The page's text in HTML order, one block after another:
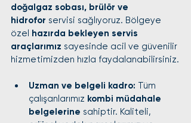
doğalgaz sobası, brülör ve
hidrofor servisi sağlıyoruz. Bölgeye
özel hazırda bekleyen servis
araçlarımız sayesinde acil ve güvenilir
hizmetimizden hızla faydalanabilirsiniz.
Uzman ve belgeli kadro: Tüm
çalışanlarımız kombi müdahale
belgelerine sahiptir. Kaliteli,